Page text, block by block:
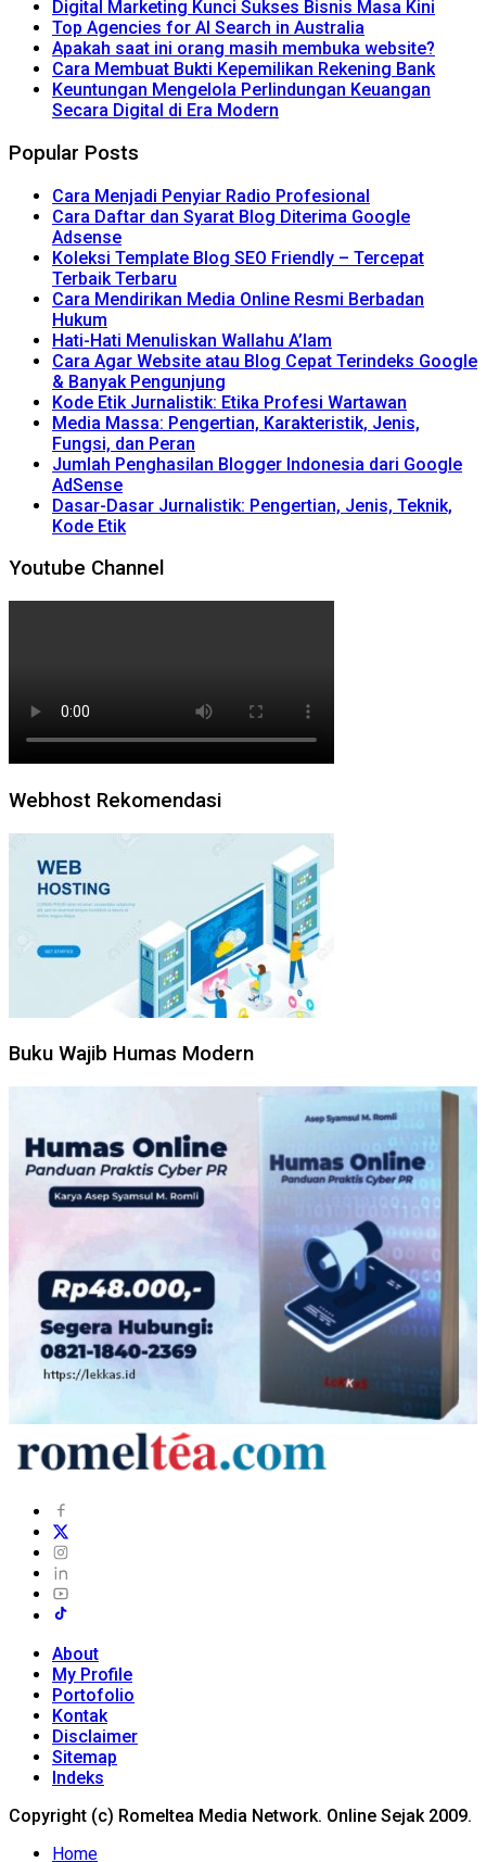
Digital Marketing Kunci Sukses Bisnis Masa Kini
Top Agencies for AI Search in Australia
Apakah saat ini orang masih membuka website?
Cara Membuat Bukti Kepemilikan Rekening Bank
Keuntungan Mengelola Perlindungan Keuangan
Secara Digital di Era Modern
Popular Posts
Cara Menjadi Penyiar Radio Profesional
Cara Daftar dan Syarat Blog Diterima Google
Adsense
Koleksi Template Blog SEO Friendly – Tercepat
Terbaik Terbaru
Cara Mendirikan Media Online Resmi Berbadan
Hukum
Hati-Hati Menuliskan Wallahu A’lam
Cara Agar Website atau Blog Cepat Terindeks Google
& Banyak Pengunjung
Kode Etik Jurnalistik: Etika Profesi Wartawan
Media Massa: Pengertian, Karakteristik, Jenis,
Fungsi, dan Peran
Jumlah Penghasilan Blogger Indonesia dari Google
AdSense
Dasar-Dasar Jurnalistik: Pengertian, Jenis, Teknik,
Kode Etik
Youtube Channel
Webhost Rekomendasi
Buku Wajib Humas Modern
About
My Profile
Portofolio
Kontak
Disclaimer
Sitemap
Indeks
Copyright (c) Romeltea Media Network. Online Sejak 2009.
Home